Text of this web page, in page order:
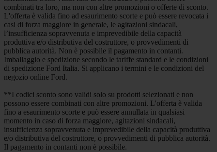
combinati tra loro, ma non con altre promozioni o offerte di sconto.
L'offerta è valida fino ad esaurimento scorte e può essere revocata i
casi di forza maggiore in generale, le agitazioni sindacali,
l’insufficienza sopravvenuta e imprevedibile della capacità
produttiva e/o distributiva del costruttore, o provvedimenti di
pubblica autorità. Non è possibile il pagamento in contanti.
Imballaggio e spedizione secondo le tariffe standard e le condizioni
di spedizione Ford Italia. Si applicano i termini e le condizioni del
negozio online Ford.
**I codici sconto sono validi solo su prodotti selezionati e non
possono essere combinati con altre promozioni. L'offerta è valida
fino a esaurimento scorte e può essere annullata in qualsiasi
momento in caso di forza maggiore, agitazioni sindacali,
insufficienza sopravvenuta e imprevedibile della capacità produttiva
e/o distributiva del costruttore, o provvedimenti di pubblica autorità.
Il pagamento in contanti non è possibile.